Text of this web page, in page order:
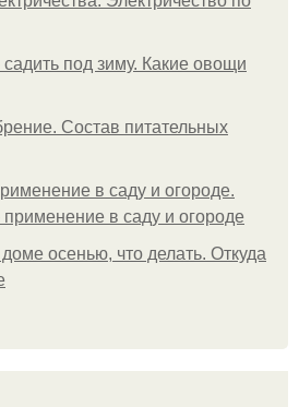
под зиму. Какие овощи
Состав питательных
в саду и огороде.
в саду и огороде
осенью, что делать. Откуда